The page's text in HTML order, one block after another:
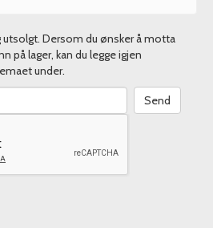
Dersom du ønsker å motta
på lager, kan du legge igjen
under.